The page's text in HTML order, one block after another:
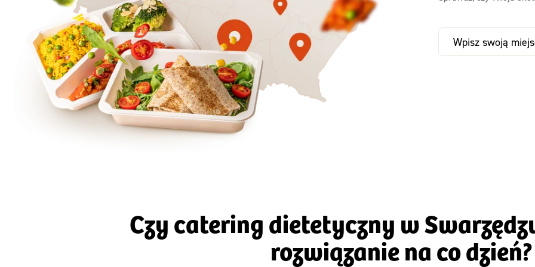
Zamów już od
50,31 zł
73,99
-32%TAK
Zamów dietę!
Zamów już od
47,59 zł
-30%z kodem
Czy catering dietetyczny w
rozwiązanie na co dzień?